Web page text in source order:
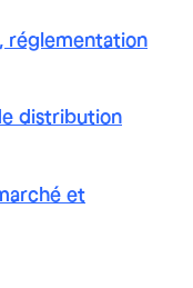
réglementation
distribution
et